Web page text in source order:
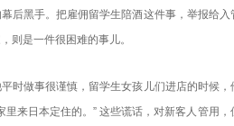
后黑手。把雇佣留学生陪酒这件事，举报给入
则是一件很困难的事儿。
时做事很谨慎，留学生女孩儿们进店的时候
来日本定住的。” 这些谎话，对新客人管用